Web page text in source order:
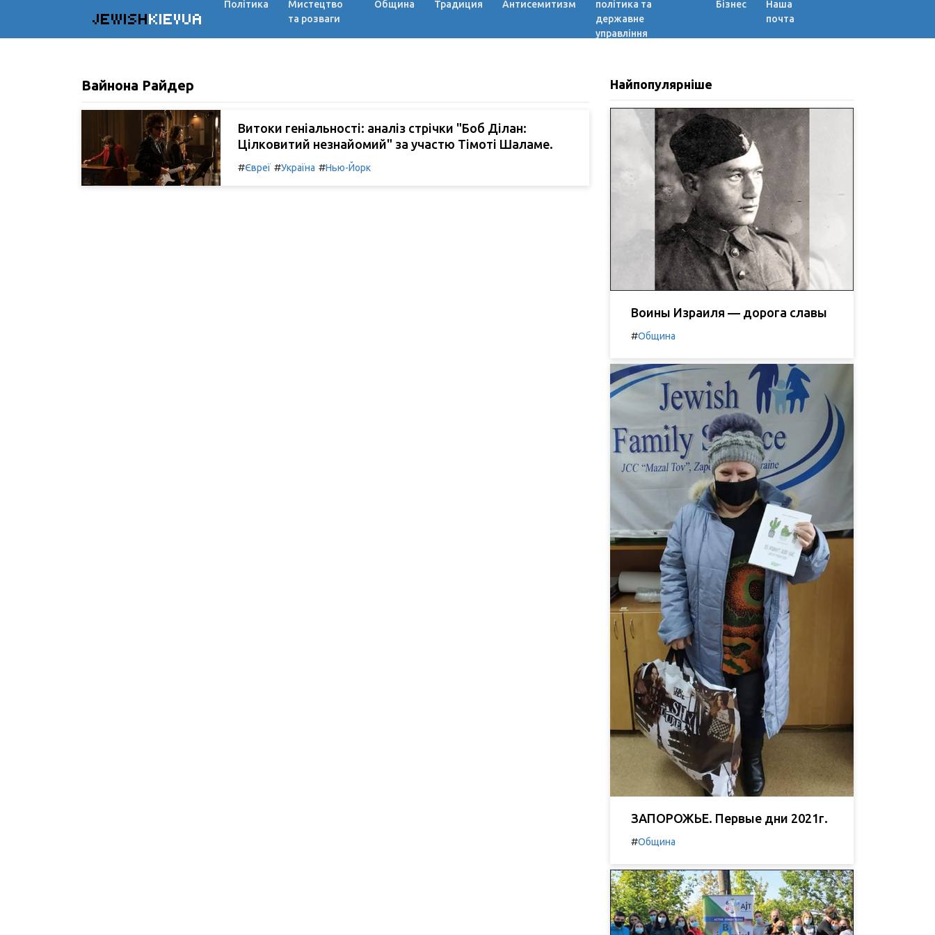
JEWISHKIEVUA
Політика
Мистецтво
та розваги
Община Традиция Антисемитизм
політика та
державне
управління
Бізнес
Наша
почта
Вайнона Райдер
Витоки геніальності: аналіз стрічки "Боб Ділан:
Цілковитий незнайомий" за участю Тімоті Шаламе.
#Євреї #Україна #Нью-Йорк
Найпопулярніше
Воины Израиля — дорога славы
#Община
ЗАПОРОЖЬЕ. Первые дни 2021г.
#Община